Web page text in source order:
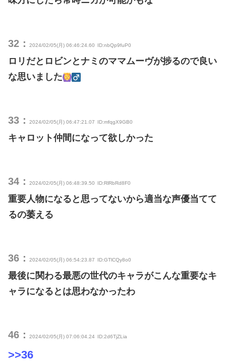
32： 2024/02/05(月) 06:46:24.60 ID:nbQp9fuP0
ロリだとロビンとナミのママムーヴが捗るので良い
な思いました
33： 2024/02/05(月) 06:47:21.07 ID:mfqgX9GB0
キャロット仲間になって欲しかった
34： 2024/02/05(月) 06:48:39.50 ID:RlRbRd8F0
重要人物になると思ってないから適当な声優当てて
るの萎える
36： 2024/02/05(月) 06:54:23.87 ID:GTlCQy8o0
最後に関わる最悪の世代のキャラがこんな重要なキ
ャラになるとは思わなかったわ
46： 2024/02/05(月) 07:06:04.24 ID:2d6TjZLia
>>36